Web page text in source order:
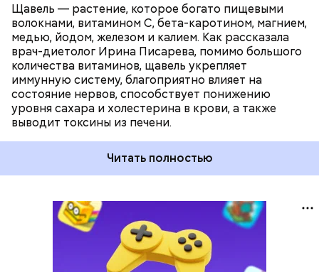
Щавель — растение, которое богато пищевыми
волокнами, витамином С, бета-каротином, магнием,
медью, йодом, железом и калием. Как рассказала
врач-диетолог Ирина Писарева, помимо большого
количества витаминов, щавель укрепляет
иммунную систему, благоприятно влияет на
состояние нервов, способствует понижению
уровня сахара и холестерина в крови, а также
выводит токсины из печени.
Читать полностью